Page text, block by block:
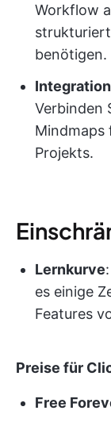
Workflow
benötigen.
Verbinden
Mindmaps
Projekts.
Lernkurve
es einige
Features
Preise für
Free